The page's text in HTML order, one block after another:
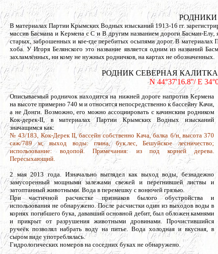
РОДНИКИ
В материалах Партии Крымских Водных изысканий 1913-16 гг.
массив Басмана и Кермена с С и В другим названием дороги Басман-
старых, заброшенных и кое-где перебитых осыпями дорог. В
хоба. У Игоря Белянского это название является одним из названий
захламлённых, ни кому не нужных родничков, на картах не обозначенных.
РОДНИК СЕВЕРНАЯ КАЛИТКА
N 44°37'16.8''/ E
Описываемый родничок находится на нижней дороге напротив Кермена
на высоте примерно 740 м и относится непосредственно к бассейну Качи,
а не Донги. Возможно, его можно ассоциировать с качинским родником
Кок-дерек-II, в материалах Партии Крымских Водных изысканий
значащимся как:
№ 43/183, Кок-Дерек II, бассейн собственно Кача, балка б/н, высота 370
саж/789 м; выход воды: глина, бук.лес, Бешуйское лесничество;
использование: водопой. Примечания: из под корней дерева.
Пересыхающий.
2 мая 2013 года. Изначально выглядел как выход воды, безнадежно
замусоренный мощными залежами свежей и перегнившей листвы и
затоптанный животными. Вода в перемешку с вонючей грязью.
При частичной расчистке признаков былого обустройства и
использования не обнаружено. После расчистки один из выходов воды в
корнях погибшего бука, дававший основной дебит, был обложен камнями
и прикрыт от разрушения животными дровинами. Прочистившийся
ручеёк позволял набрать воду на питье. Вода холодная и вкусная, в
сыром виде употреблялась.
Гидрологических номеров на соседних буках не обнаружено.